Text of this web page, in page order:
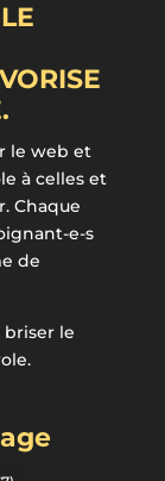
le web et
à celles et
Chaque
e-s
de
le